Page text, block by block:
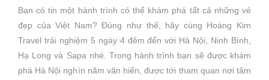
Bạn có tin một hành trình có thể khám phá tất cả những vẻ
đẹp của Việt Nam? Đúng như thế, hãy cùng Hoàng Kim
Travel trải nghiệm 5 ngày 4 đêm đến với Hà Nội, Ninh Bình,
Hạ Long và Sapa nhé. Trong hành trình bạn sẽ được khám
phá Hà Nội nghìn năm văn hiến, được tới tham quan nơi tâm